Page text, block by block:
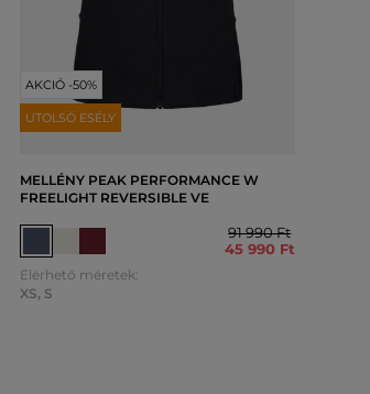
AKCIÓ -50%
UTOLSÓ ESÉLY
MELLÉNY PEAK PERFORMANCE W
FREELIGHT REVERSIBLE VE
91 990 Ft
45 990 Ft
Elérhető méretek:
XS, S